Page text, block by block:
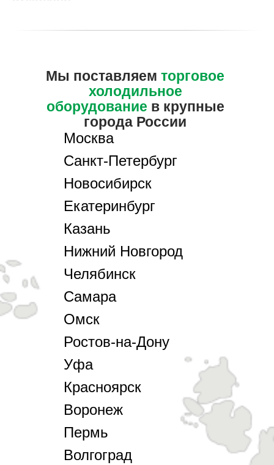
Мы поставляем торговое
холодильное
оборудование в крупные
города России
Москва
Санкт-Петербург
Новосибирск
Екатеринбург
Казань
Нижний Новгород
Челябинск
Самара
Омск
Ростов-на-Дону
Уфа
Красноярск
Воронеж
Пермь
Волгоград